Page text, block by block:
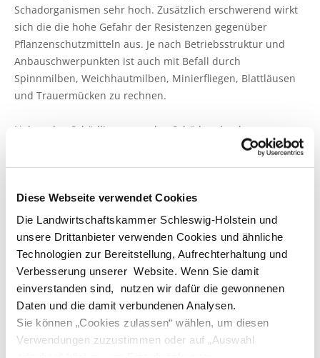
Diese Webseite verwendet Cookies
Die Landwirtschaftskammer Schleswig-Holstein und
unsere Drittanbieter verwenden Cookies und ähnliche
Technologien zur Bereitstellung, Aufrechterhaltung und
Verbesserung unserer Website. Wenn Sie damit
einverstanden sind, nutzen wir dafür die gewonnenen
Daten und die damit verbundenen Analysen.
Sie können „Cookies zulassen“ wählen, um diesen
Verwendungen zuzustimmen oder auf „Auswahl
Beratung EG-Wasserrahmenrichtlinie (WRRL)
Pflanzenschutzberatung
Anbauberatung
Beratung in der Tierhaltung
Beratung für den ökologischen Landbau
Bau-, Energie- und Technikberatung
Spargelanbau
Obstbau
Haus- und Kleingarten
Schadorganismen sehr hoch. Zusätzlich erschwerend wirkt
sich die die hohe Gefahr der Resistenzen gegenüber
Pflanzenschutzmitteln aus. Je nach Betriebsstruktur und
Anbauschwerpunkten ist auch mit Befall durch
Spinnmilben, Weichhautmilben, Minierfliegen, Blattläusen
und Trauermücken zu rechnen.
Neben den Schädlingen werden Schäden durch
Krankheitserreger, wie zum Beispiel Viren, Bakterien und
(Tomatenbronzefleckenvirus) und INSV
(Impatiensfleckenvirus), die an zahlreichen Zierpflanzen
Schadsymptome verursachen können.
In Abhängigkeit von der Kulturführung können in der
Jungpflanzenphase beispielsweise Pilze der Gattungen
Pythium und Phytophthora die Pflanzen absterben lassen.
Für die Entwicklung oberirdisch angreifender Pilze spielt die
Luftfeuchtigkeit, die Blattnässedauer, die Temperatur und